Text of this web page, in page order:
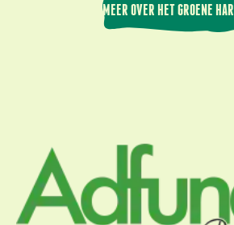
MEER OVER HET GROENE